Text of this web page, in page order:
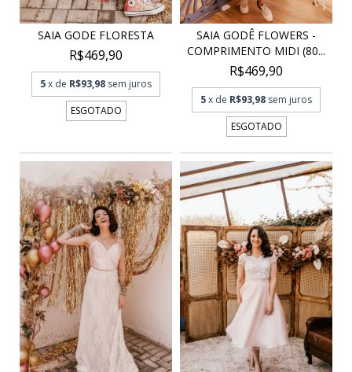
SAIA GODE FLORESTA
R$469,90
5x de R$93,98 sem juros
ESGOTADO
SAIA GODÊ FLOWERS -
COMPRIMENTO MIDI (80...
R$469,90
5x de R$93,98 sem juros
ESGOTADO